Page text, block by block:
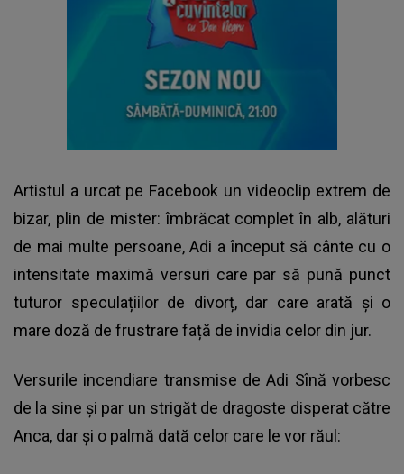
Artistul a urcat pe Facebook un videoclip extrem de
bizar, plin de mister: îmbrăcat complet în alb, alături
de mai multe persoane, Adi a început să cânte cu o
intensitate maximă versuri care par să pună punct
tuturor speculațiilor de divorț, dar care arată și o
mare doză de frustrare față de invidia celor din jur.
Versurile incendiare transmise de Adi Sînă vorbesc
de la sine și par un strigăt de dragoste disperat către
Anca, dar și o palmă dată celor care le vor răul: